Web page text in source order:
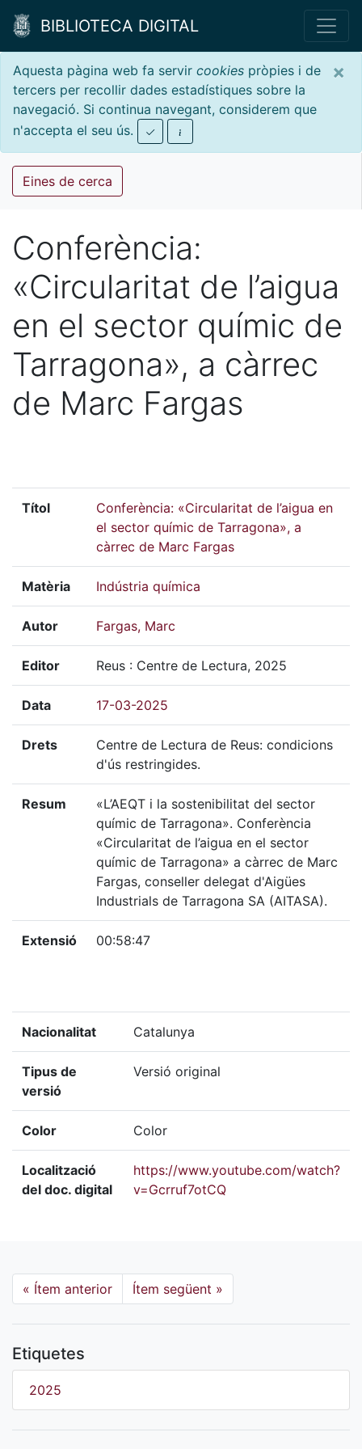
BIBLIOTECA DIGITAL
×
Aquesta pàgina web fa servir cookies pròpies i de
tercers per recollir dades estadístiques sobre la
navegació. Si continua navegant, considerem que
n'accepta el seu ús.
Eines de cerca
Conferència:
«Circularitat de l’aigua
en el sector químic de
Tarragona», a càrrec
de Marc Fargas
Títol
Conferència: «Circularitat de l’aigua en
el sector químic de Tarragona», a
càrrec de Marc Fargas
Matèria Indústria química
Autor Fargas, Marc
Editor Reus : Centre de Lectura, 2025
Data 17-03-2025
Drets
Centre de Lectura de Reus: condicions
d'ús restringides.
Resum
«L’AEQT i la sostenibilitat del sector
químic de Tarragona». Conferència
«Circularitat de l’aigua en el sector
químic de Tarragona» a càrrec de Marc
Fargas, conseller delegat d'Aigües
Industrials de Tarragona SA (AITASA).
Extensió 00:58:47
Nacionalitat Catalunya
Tipus de
versió
Versió original
Color Color
Localització
del doc. digital
https://www.youtube.com/watch?
v=Gcrruf7otCQ
« Ítem anterior Ítem següent »
Etiquetes
2025